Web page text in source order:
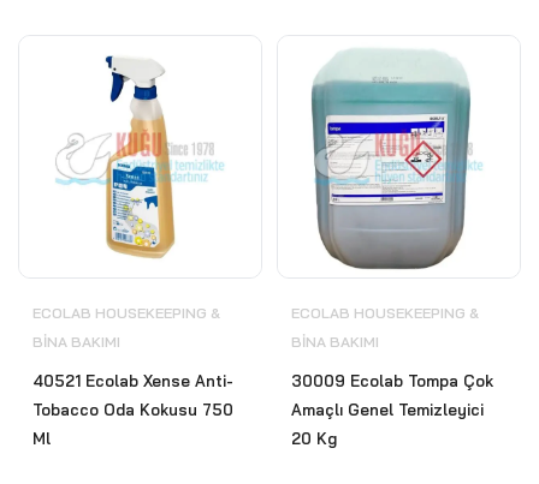
ECOLAB HOUSEKEEPING &
BİNA BAKIMI
40521 Ecolab Xense Anti-
Tobacco Oda Kokusu 750
Ml
ECOLAB HOUSEKEEPING &
BİNA BAKIMI
30009 Ecolab Tompa Çok
Amaçlı Genel Temizleyici
20 Kg